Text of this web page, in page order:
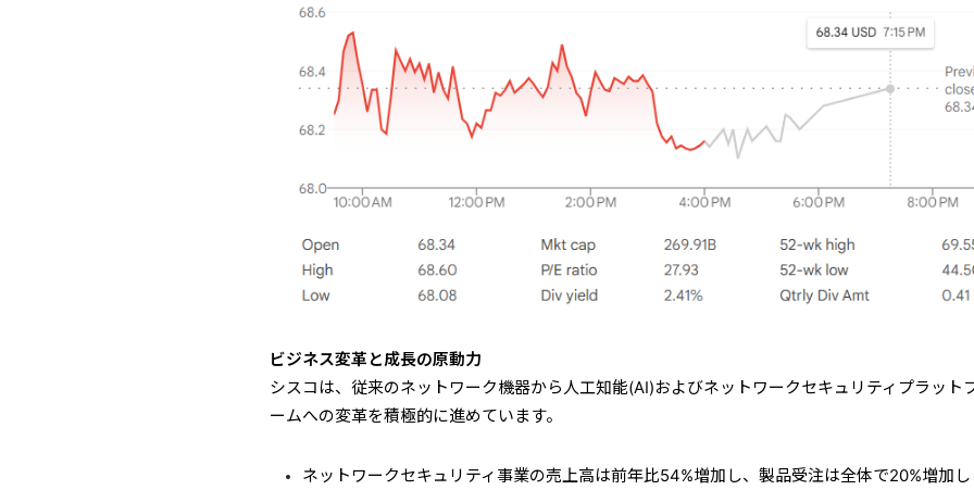
ビジネス変革と成長の原動力
シスコは、従来のネットワーク機器から人工知能(AI)およびネットワークセキュリティプラット
ームへの変革を積極的に進めています。
ネットワークセキュリティ事業の売上高は前年比54%増加し、製品受注は全体で20%増加し